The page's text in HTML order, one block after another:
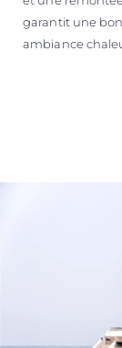
garantit une
ambiance